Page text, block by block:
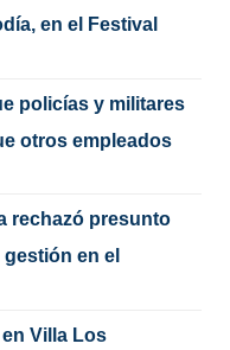
en el Festival
policías y militares
otros empleados
rechazó presunto
en el
Villa Los